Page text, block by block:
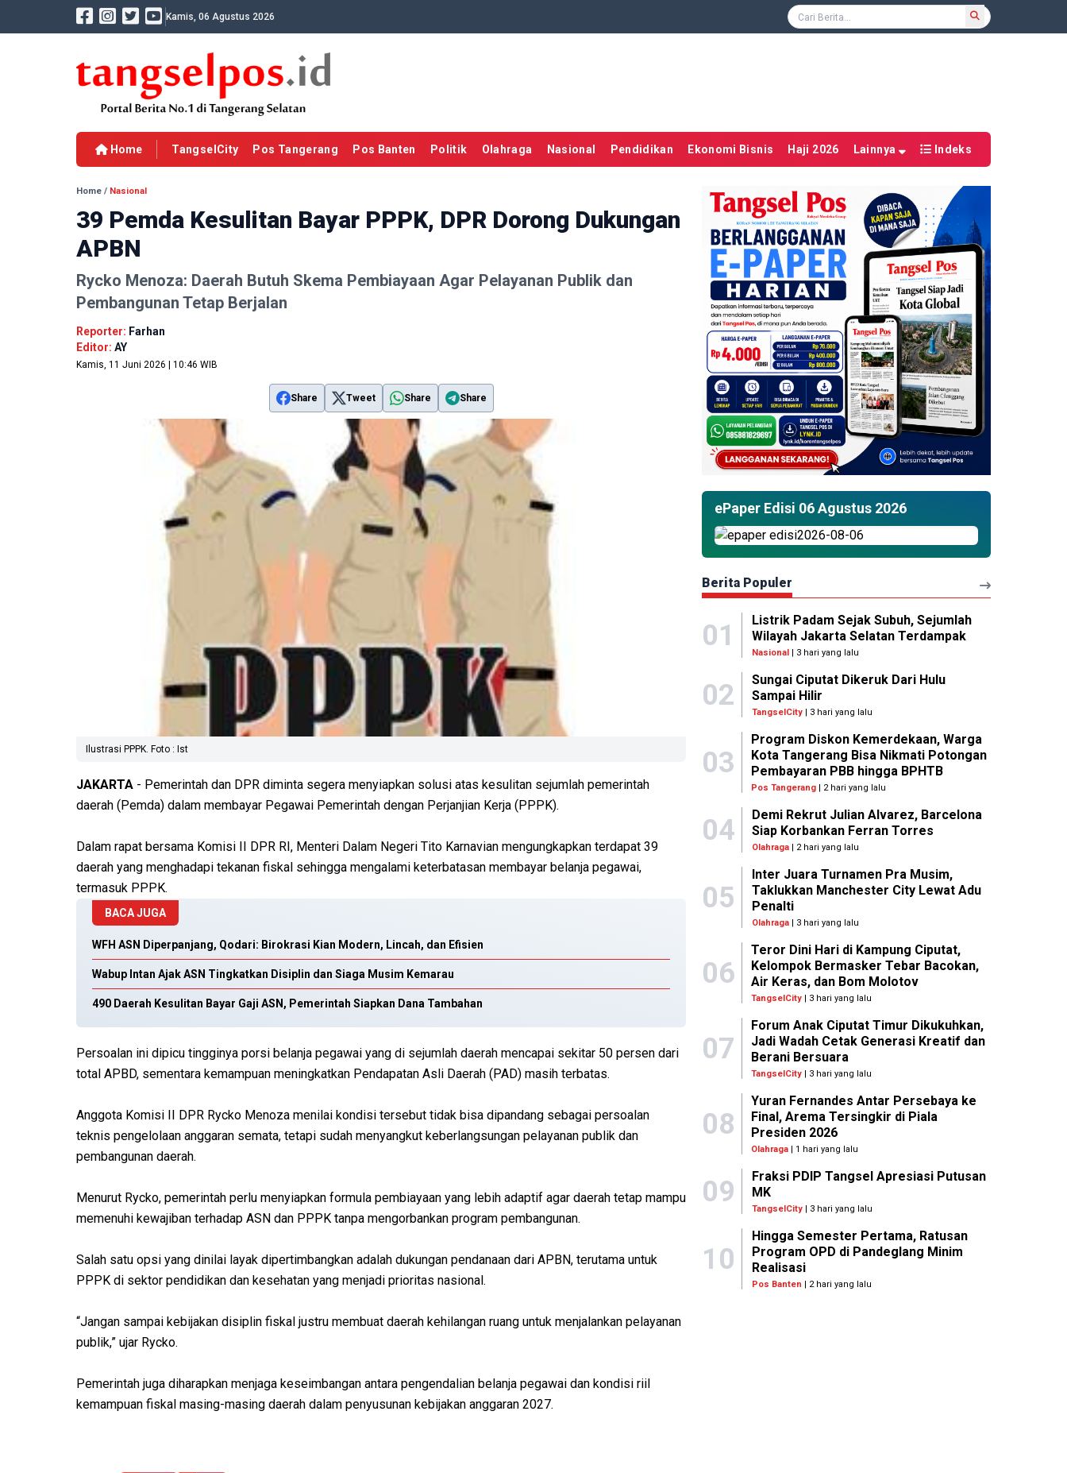
Kamis, 06 Agustus 2026
Home TangselCity Pos Tangerang Pos Banten Politik Olahraga Nasional Pendidikan Ekonomi Bisnis Haji 2026 Lainnya Indeks
Home / Nasional
39 Pemda Kesulitan Bayar PPPK, DPR Dorong Dukungan
APBN
Rycko Menoza: Daerah Butuh Skema Pembiayaan Agar Pelayanan Publik dan
Pembangunan Tetap Berjalan
Reporter: Farhan
Editor: AY
Kamis, 11 Juni 2026 | 10:46 WIB
Share Tweet Share Share
Ilustrasi PPPK. Foto : Ist
JAKARTA - Pemerintah dan DPR diminta segera menyiapkan solusi atas kesulitan sejumlah pemerintah
daerah (Pemda) dalam membayar Pegawai Pemerintah dengan Perjanjian Kerja (PPPK).
Dalam rapat bersama Komisi II DPR RI, Menteri Dalam Negeri Tito Karnavian mengungkapkan terdapat 39
daerah yang menghadapi tekanan fiskal sehingga mengalami keterbatasan membayar belanja pegawai,
termasuk PPPK.
BACA JUGA
WFH ASN Diperpanjang, Qodari: Birokrasi Kian Modern, Lincah, dan Efisien
Wabup Intan Ajak ASN Tingkatkan Disiplin dan Siaga Musim Kemarau
490 Daerah Kesulitan Bayar Gaji ASN, Pemerintah Siapkan Dana Tambahan
Persoalan ini dipicu tingginya porsi belanja pegawai yang di sejumlah daerah mencapai sekitar 50 persen dari
total APBD, sementara kemampuan meningkatkan Pendapatan Asli Daerah (PAD) masih terbatas.
Anggota Komisi II DPR Rycko Menoza menilai kondisi tersebut tidak bisa dipandang sebagai persoalan
teknis pengelolaan anggaran semata, tetapi sudah menyangkut keberlangsungan pelayanan publik dan
pembangunan daerah.
Menurut Rycko, pemerintah perlu menyiapkan formula pembiayaan yang lebih adaptif agar daerah tetap mampu
memenuhi kewajiban terhadap ASN dan PPPK tanpa mengorbankan program pembangunan.
Salah satu opsi yang dinilai layak dipertimbangkan adalah dukungan pendanaan dari APBN, terutama untuk
PPPK di sektor pendidikan dan kesehatan yang menjadi prioritas nasional.
“Jangan sampai kebijakan disiplin fiskal justru membuat daerah kehilangan ruang untuk menjalankan pelayanan
publik,” ujar Rycko.
Pemerintah juga diharapkan menjaga keseimbangan antara pengendalian belanja pegawai dan kondisi riil
kemampuan fiskal masing-masing daerah dalam penyusunan kebijakan anggaran 2027.
ePaper Edisi 06 Agustus 2026
Berita Populer
01
Listrik Padam Sejak Subuh, Sejumlah
Wilayah Jakarta Selatan Terdampak
Nasional | 3 hari yang lalu
02
Sungai Ciputat Dikeruk Dari Hulu
Sampai Hilir
TangselCity| 3 hari yang lalu
03
Program Diskon Kemerdekaan, Warga
Kota Tangerang Bisa Nikmati Potongan
Pembayaran PBB hingga BPHTB
Pos Tangerang | 2 hari yang lalu
04
Demi Rekrut Julian Alvarez, Barcelona
Siap Korbankan Ferran Torres
Olahraga| 2 hari yang lalu
05
Inter Juara Turnamen Pra Musim,
Taklukkan Manchester City Lewat Adu
Penalti
Olahraga| 3 hari yang lalu
06
Teror Dini Hari di Kampung Ciputat,
Kelompok Bermasker Tebar Bacokan,
Air Keras, dan Bom Molotov
TangselCity | 3 hari yang lalu
07
Forum Anak Ciputat Timur Dikukuhkan,
Jadi Wadah Cetak Generasi Kreatif dan
Berani Bersuara
TangselCity | 3 hari yang lalu
08
Yuran Fernandes Antar Persebaya ke
Final, Arema Tersingkir di Piala
Presiden 2026
Olahraga | 1 hari yang lalu
09
Fraksi PDIP Tangsel Apresiasi Putusan
MK
TangselCity| 3 hari yang lalu
10
Hingga Semester Pertama, Ratusan
Program OPD di Pandeglang Minim
Realisasi
Pos Banten | 2 hari yang lalu